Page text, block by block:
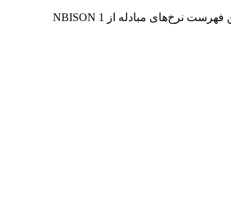
در جدول بالا، نمودار داده‌های تبدیل جامع NBISON به USD را مشاهده می‌کنید که رابطه ارزش دلار را در مقادیر مختلف تبدیل رایج نشان می‌دهد. این فهرست نرخ‌های مبادله از 1 NBISON